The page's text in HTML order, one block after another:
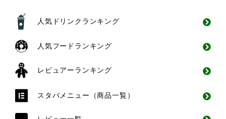
人気ドリンクランキング
人気フードランキング
レビュアーランキング
スタバメニュー（商品一覧）